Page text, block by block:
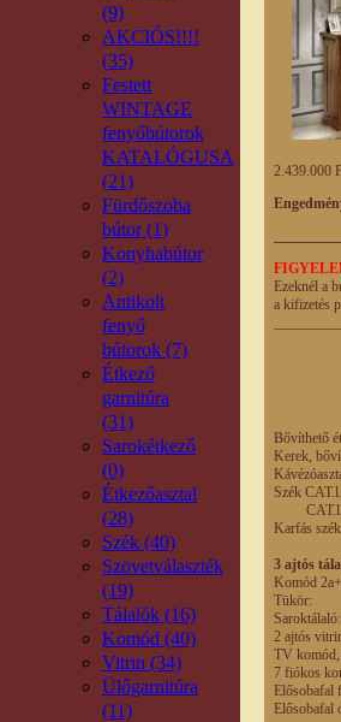
(9)
AKCIÓS!!!!
(35)
Festett
WINTAGE
fenyőbútorok
KATALÓGUSA
(21)
Fürdőszoba
bútor (1)
Konyhabútor
(2)
Antikolt
fenyő
bútorok (7)
Étkező
garnitúra
(31)
Sarokétkező
(0)
Étkezőasztal
(28)
Szék (40)
Szövetválaszték
(19)
Tálalók (16)
Komód (40)
Vitrin (34)
Ülőgarnitúra
(11)
2.439.000
Ezeknél a
a kifizetés
3
2
TV
7